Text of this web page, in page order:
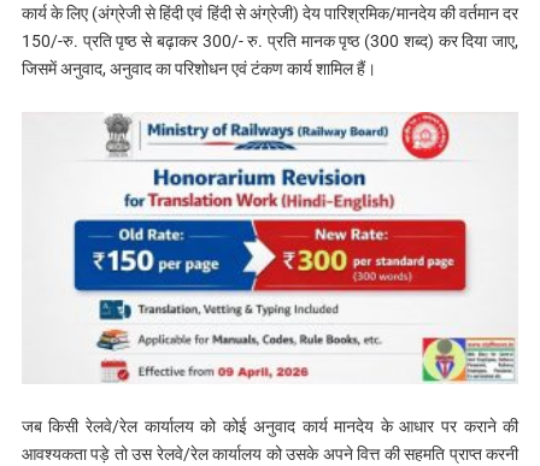
कार्य के लिए (अंग्रेजी से हिंदी एवं हिंदी से अंग्रेजी) देय पारिश्रमिक/मानदेय की वर्तमान दर
150/-रु. प्रति पृष्ठ से बढ़ाकर 300/- रु. प्रति मानक पृष्ठ (300 शब्द) कर दिया जाए,
जिसमें अनुवाद, अनुवाद का परिशोधन एवं टंकण कार्य शामिल हैं।
जब किसी रेलवे/रेल कार्यालय को कोई अनुवाद कार्य मानदेय के आधार पर कराने की
आवश्यकता पड़े तो उस रेलवे/रेल कार्यालय को उसके अपने वित्त की सहमति प्राप्त करनी